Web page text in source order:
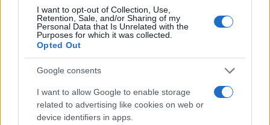
I want to opt-out of Collection, Use,
Retention, Sale, and/or Sharing of my
Personal Data that Is Unrelated with the
Purposes for which it was collected.
Opted Out
Google consents
I want to allow Google to enable storage
related to advertising like cookies on web or
device identifiers in apps.